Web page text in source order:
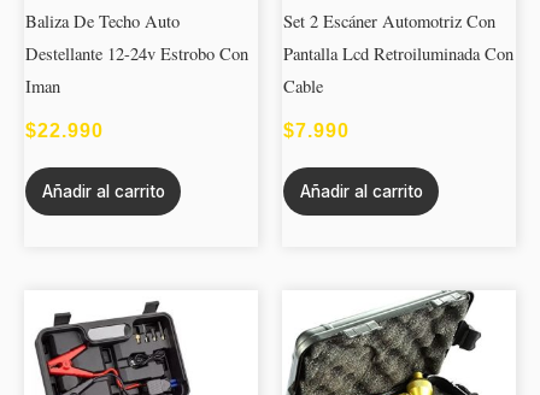
Baliza De Techo Auto
Destellante 12-24v Estrobo Con
Iman
$22.990
Añadir al carrito
Set 2 Escáner Automotriz Con
Pantalla Lcd Retroiluminada Con
Cable
$7.990
Añadir al carrito